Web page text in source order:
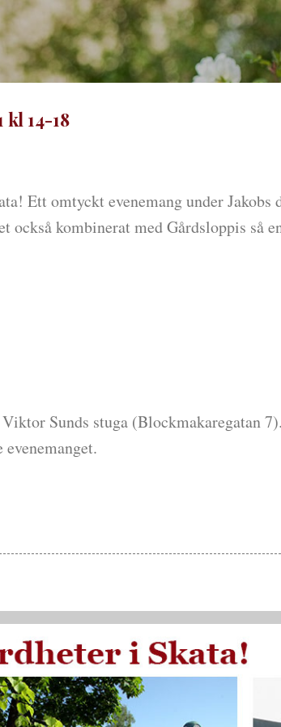
Fortsätt till huvudinnehåll
kl 14-18
Ett omtyckt evenemang under Jakobs
också kombinerat med Gårdsloppis så
Sunds stuga (Blockmakaregatan